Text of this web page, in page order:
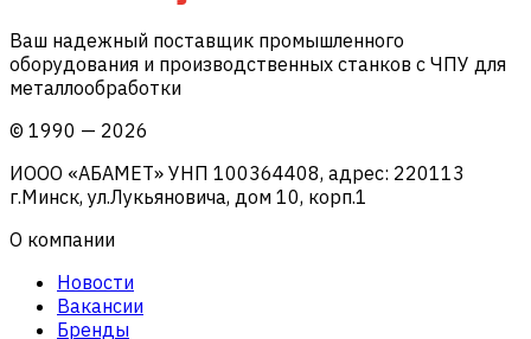
Ваш надежный поставщик промышленного
оборудования и производственных станков с ЧПУ для
металлообработки
© 1990 — 2026
ИООО «АБАМЕТ» УНП 100364408, адрес: 220113
г.Минск, ул.Лукьяновича, дом 10, корп.1
О компании
Новости
Вакансии
Бренды